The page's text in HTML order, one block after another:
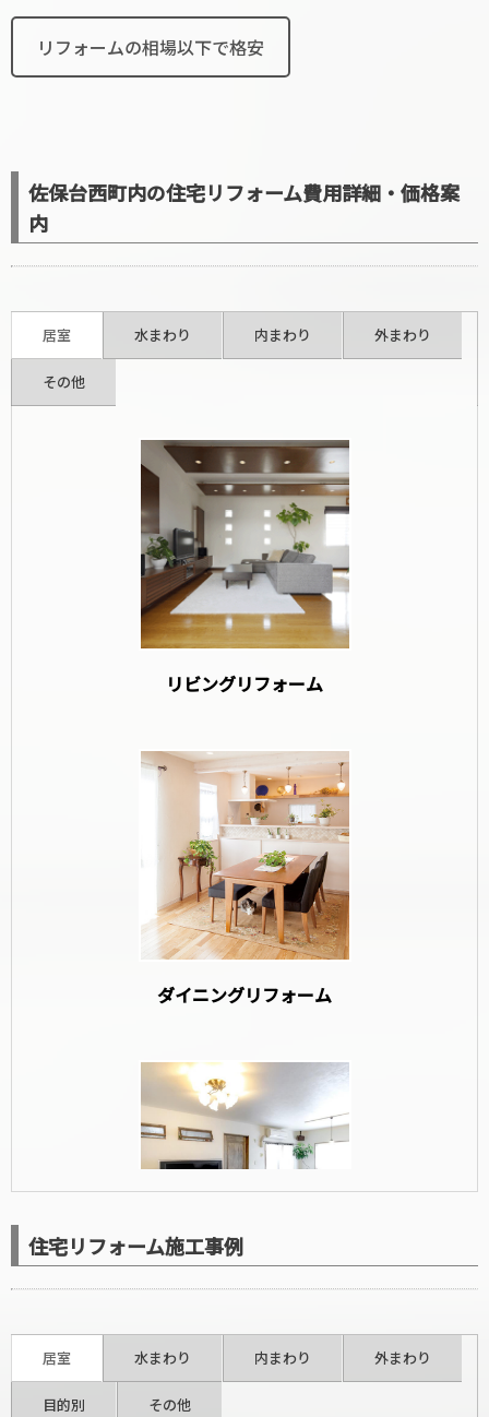
リフォームの相場以下で格安
佐保台西町内の住宅リフォーム費用詳細・価格案
内
居室 水まわり 内まわり 外まわり
その他
リビングリフォーム
ダイニングリフォーム
住宅リフォーム施工事例
居室 水まわり 内まわり 外まわり
目的別 その他